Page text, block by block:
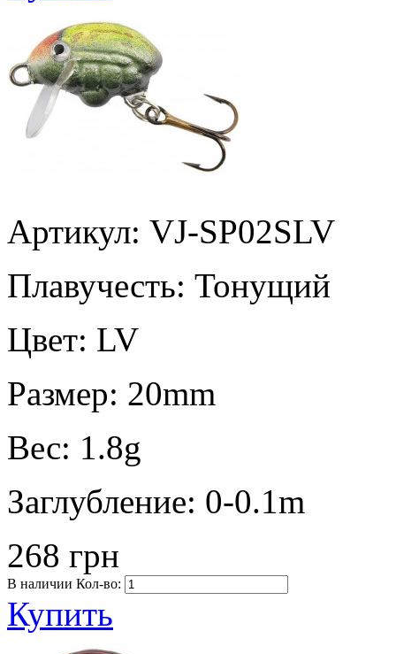
Артикул: VJ-SP02SLV
Плавучесть: Тонущий
Цвет: LV
Размер: 20mm
Вес: 1.8g
Заглубление: 0-0.1m
268 грн
В наличии Кол-во:
Купить